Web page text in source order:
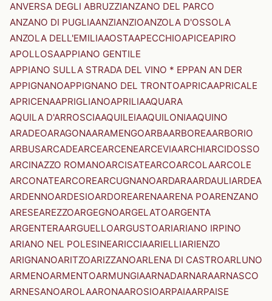
ANVERSA DEGLI ABRUZZIANZANO DEL PARCO
ANZANO DI PUGLIAANZIANZIOANZOLA D'OSSOLA
ANZOLA DELL'EMILIAAOSTAAPECCHIOAPICEAPIRO
APOLLOSAAPPIANO GENTILE
APPIANO SULLA STRADA DEL VINO * EPPAN AN DER
APPIGNANOAPPIGNANO DEL TRONTOAPRICAAPRICALE
APRICENAAPRIGLIANOAPRILIAAQUARA
AQUILA D'ARROSCIAAQUILEIAAQUILONIAAQUINO
ARADEOARAGONAARAMENGOARBAARBOREAARBORIO
ARBUSARCADEARCEARCENEARCEVIAARCHIARCIDOSSO
ARCINAZZO ROMANOARCISATEARCOARCOLAARCOLE
ARCONATEARCOREARCUGNANOARDARAARDAULIARDEA
ARDENNOARDESIOARDOREARENAARENA POARENZANO
ARESEAREZZOARGEGNOARGELATOARGENTA
ARGENTERAARGUELLOARGUSTOARIARIANO IRPINO
ARIANO NEL POLESINEARICCIAARIELLIARIENZO
ARIGNANOARITZOARIZZANOARLENA DI CASTROARLUNO
ARMENOARMENTOARMUNGIAARNADARNARAARNASCO
ARNESANOAROLAARONAAROSIOARPAIAARPAISE